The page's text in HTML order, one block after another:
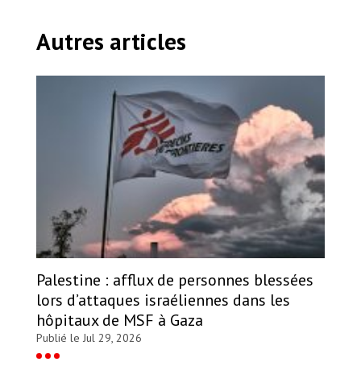
Autres articles
Palestine : afflux de personnes blessées
lors d’attaques israéliennes dans les
hôpitaux de MSF à Gaza
Publié le Jul 29, 2026